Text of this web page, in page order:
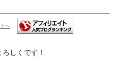
しくです！